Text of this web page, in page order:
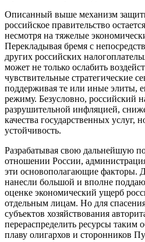
Описанный выше механизм
российское правительство
несмотря на тяжелые
Перекладывая бремя с
других российских
может не только ослабить
чувствительные стратегические
поддерживая те или иные элиты,
режиму. Безусловно, российский
разрушительной инфляцией,
качества государственных услуг,
устойчивость.
Разрабатывая свою дальнейшую
отношении России,
эти основополагающие факторы.
нанесли большой и вполне
оценке экономический ущерб
отдельным лицам. Но для
субъектов хозяйствования
перераспределить ресурсы таким
плаву олигархов и сторонников